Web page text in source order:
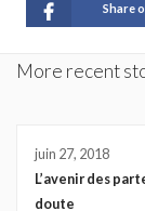
Share
More recent
juin 27, 2018
L’avenir des
doute